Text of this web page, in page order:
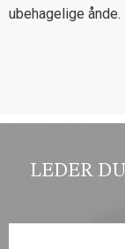
ubehagelige ånde.
LEDER